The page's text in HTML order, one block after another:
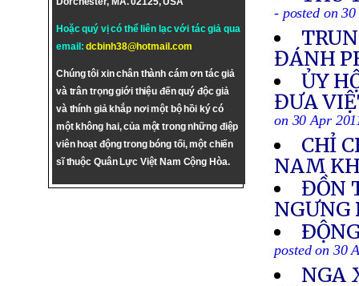
Hoặc quý vị có thể liên lạc với tác giả qua
email:dcbinh38@hotmail.com
Chúng tôi xin chân thành cám ơn tác giả
và trân trọng giới thiệu đến quý độc giả
và thính giả khắp nơi một bộ hồi ký có
một không hai, của một trong những điệp
viên hoạt động trong bóng tối, một chiến
sĩ thuộc Quân Lực Việt Nam Cộng Hòa.
- posted on
ĐÁNH
ỦY
ĐƯA
on 30 Apr
CHỈ
NAM
ĐỒN
posted on 30
NGA